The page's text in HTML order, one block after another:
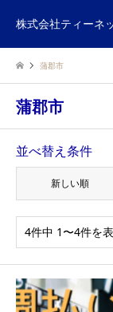
株式会社ティーネ
蒲郡市
蒲郡市
並べ替え条件
新しい順
4件中 1〜4件を